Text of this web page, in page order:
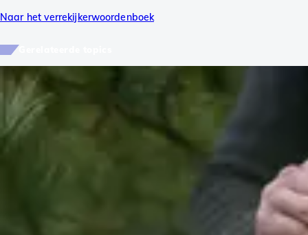
Naar het verrekijkerwoordenboek